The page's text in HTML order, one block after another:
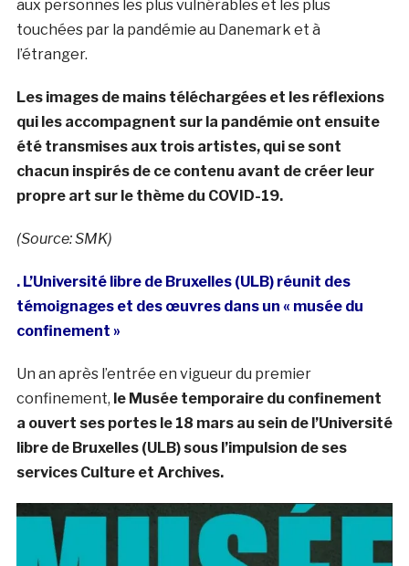
aux personnes les plus vulnérables et les plus
touchées par la pandémie au Danemark et à
l’étranger.
Les images de mains téléchargées et les réflexions
qui les accompagnent sur la pandémie ont ensuite
été transmises aux trois artistes, qui se sont
chacun inspirés de ce contenu avant de créer leur
propre art sur le thème du COVID-19.
(Source: SMK)
. L’Université libre de Bruxelles (ULB) réunit des
témoignages et des œuvres dans un « musée du
confinement »
Un an après l’entrée en vigueur du premier
confinement, le Musée temporaire du confinement
a ouvert ses portes le 18 mars au sein de l’Université
libre de Bruxelles (ULB) sous l’impulsion de ses
services Culture et Archives.